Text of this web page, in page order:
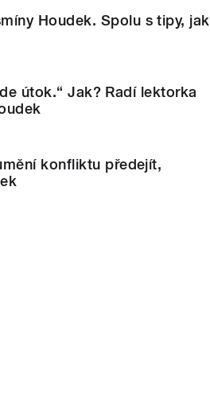
Houdek. Spolu s tipy, jak
útok.“ Jak? Radí lektorka
konfliktu předejít,